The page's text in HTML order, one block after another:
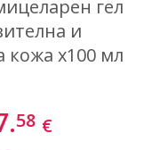
гел
и
кожа х100 мл
58 €